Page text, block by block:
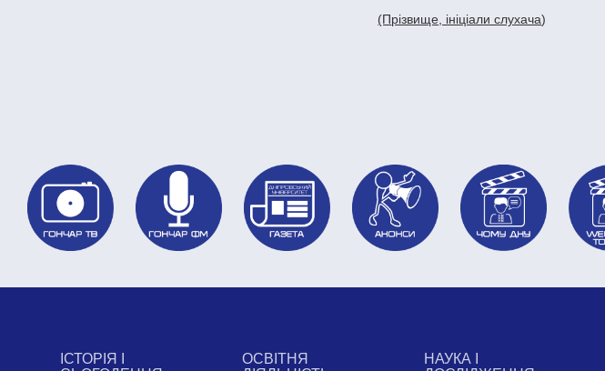
(Прізвище, ініціали слухача)
ІСТОРІЯ І
ОСВІТНЯ
НАУКА І